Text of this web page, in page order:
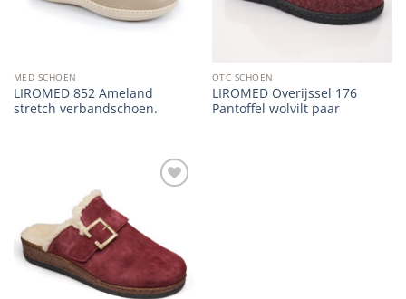
MED SCHOEN
LIROMED 852 Ameland
stretch verbandschoen.
OTC SCHOEN
LIROMED Overijssel 176
Pantoffel wolvilt paar